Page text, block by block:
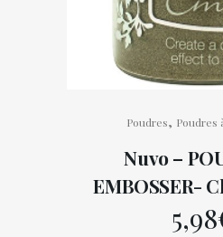
Poudres, Poudres
Nuvo –
EMBOSSER-
5,98